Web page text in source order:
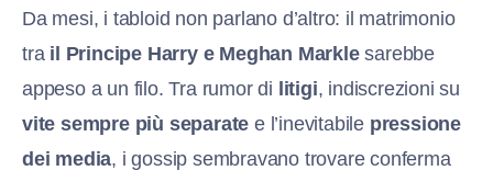
Da mesi, i tabloid non parlano d’altro: il matrimonio
tra il Principe Harry e Meghan Marklesarebbe
appeso a un filo. Tra rumor di litigi, indiscrezioni su
vite sempre più separate e l’inevitabile pressione
dei media, i gossip sembravano trovare conferma